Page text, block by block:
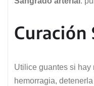
Curación
Utilice guantes si hay
hemorragia,